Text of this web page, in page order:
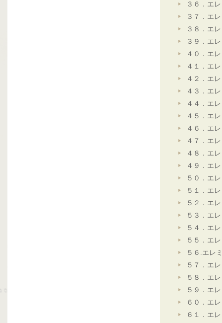
３６．エ
３７．エ
３８．エ
３９．エ
４０．エ
４１．エ
４２．エ
４３．エ
４４．エ
４５．エ
４６．エ
４７．エ
４８．エ
４９．エ
５０．エ
５１．エ
５２．エ
５３．エ
５４．エ
５５．エ
５６.エレ
５７．エ
５８．エ
５９．エ
６０．エ
６１．エ